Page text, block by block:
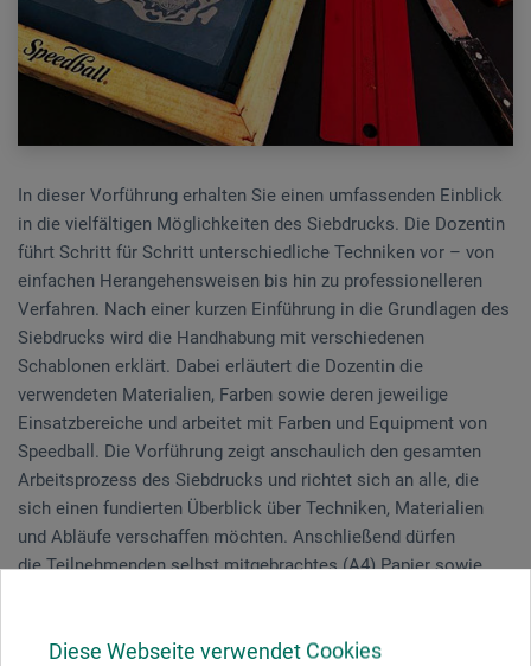
Diese Webseite verwendet Cookies
In dieser Vorführung erhalten Sie einen umfassenden Einblick
in die vielfältigen Möglichkeiten des Siebdrucks. Die Dozentin
führt Schritt für Schritt unterschiedliche Techniken vor – von
einfachen Herangehensweisen bis hin zu professionelleren
Verfahren. Nach einer kurzen Einführung in die Grundlagen des
Siebdrucks wird die Handhabung mit verschiedenen
Schablonen erklärt. Dabei erläutert die Dozentin die
verwendeten Materialien, Farben sowie deren jeweilige
Einsatzbereiche und arbeitet mit Farben und Equipment von
Speedball. Die Vorführung zeigt anschaulich den gesamten
Arbeitsprozess des Siebdrucks und richtet sich an alle, die
sich einen fundierten Überblick über Techniken, Materialien
und Abläufe verschaffen möchten. Anschließend dürfen
die Teilnehmenden selbst mitgebrachtes (A4) Papier sowie
Kostenlose Vorführung, Anmeldung erforderlich. Begrenzte